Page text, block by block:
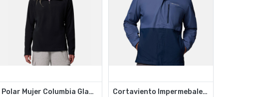
Polar Mujer Columbia Glacial IV 1/2 Zip Negro Cortaviento Impermebale Hombre Columbia Hikebound II Jacket